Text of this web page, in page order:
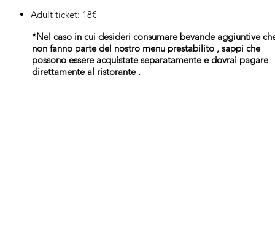
Adult ticket: 18€
*Nel caso in cui desideri consumare bevande aggiuntive
non fanno parte del nostro menu prestabilito , sappi che
possono essere acquistate separatamente e dovrai pagare
direttamente al ristorante .